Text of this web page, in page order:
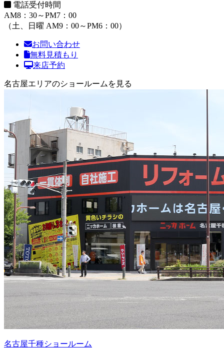
電話受付時間
AM8：30～PM7：00
（土、日曜 AM9：00～PM6：00）
お問い合わせ
無料見積もり
来店予約
名古屋エリアのショールームを見る
名古屋千種ショールーム